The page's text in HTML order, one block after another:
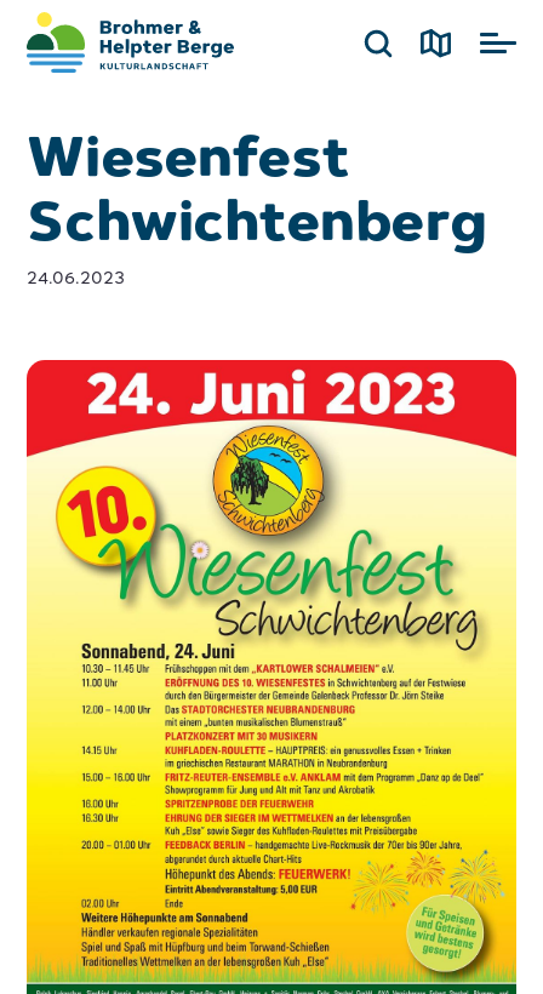
Wiesenfest
Schwichtenberg
24.06.2023